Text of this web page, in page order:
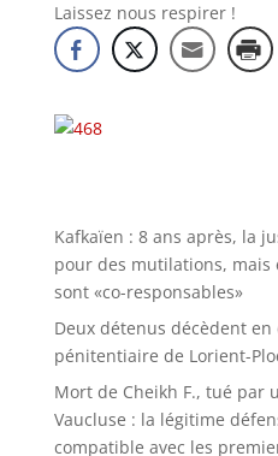
Laissez nous respirer !
Kafkaïen : 8 ans après, la
pour des mutilations, mais
sont «co-responsables»
Deux détenus décèdent
pénitentiaire de Lorient-
Mort de Cheikh F., tué par
Vaucluse : la légitime
compatible avec les